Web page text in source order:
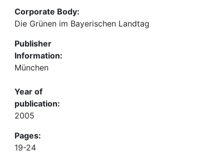
Corporate Body:
Die Grünen im Bayerischen Landtag
Publisher
Information:
München
Year of
publication:
2005
Pages:
19-24